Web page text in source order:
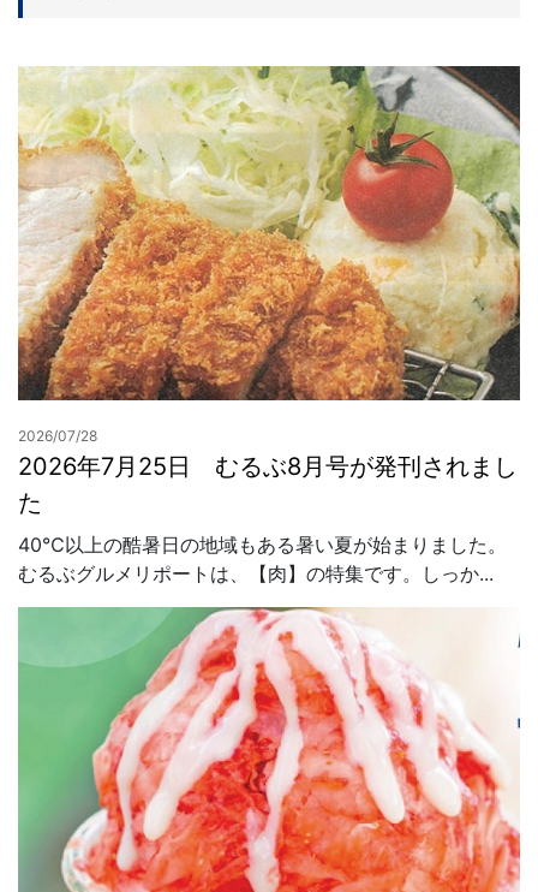
2026/07/28
2026年7月25日 むるぶ8月号が発刊されまし
た
40℃以上の酷暑日の地域もある暑い夏が始まりました。
むるぶグルメリポートは、【肉】の特集です。しっか...